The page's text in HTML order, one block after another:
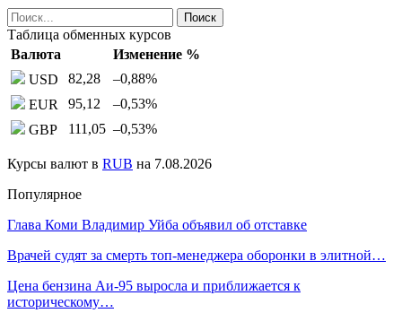
Таблица обменных курсов
Валюта
Изменение %
USD
82,28 –0,88%
EUR
95,12 –0,53%
GBP
111,05 –0,53%
Курсы валют в RUB на 7.08.2026
Популярное
Глава Коми Владимир Уйба объявил об отставке
Врачей судят за смерть топ-менеджера оборонки в элитной…
Цена бензина Аи-95 выросла и приближается к
историческому…